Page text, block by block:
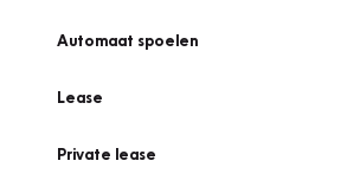
Automaat spoelen
Lease
Private lease